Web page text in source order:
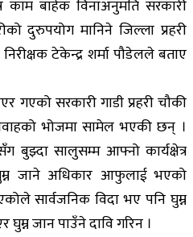
काम बाहेक विनाअनुमति सरकारी
दुरुपयोग मानिने जिल्ला प्रहरी
निरीक्षक टेकेन्द्र शर्मा पौडेलले बताए
सरकारी गाडी प्रहरी चौकी
भोजमा सामेल भएकी छन् ।
बुझ्दा सालुसम्म आफ्नो कार्यक्षेत्र
घुम्न जाने अधिकार आफुलाई भएको
सार्वजनिक विदा भए पनि घुम्न
घुम्न जान पाउँने दावि गरिन ।